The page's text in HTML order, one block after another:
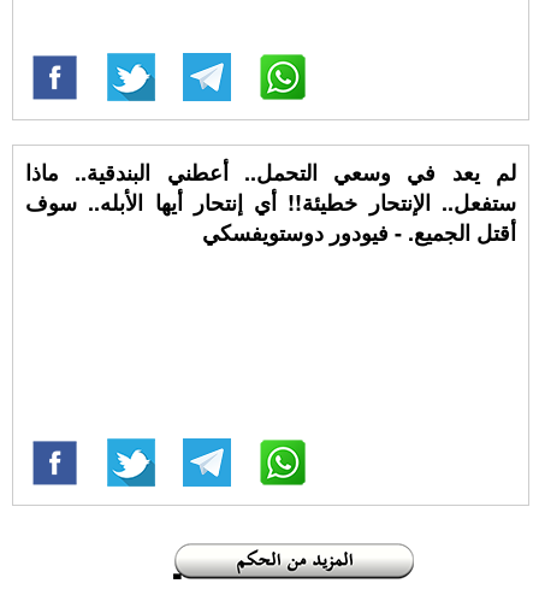
لم يعد في وسعي التحمل.. أعطني البندقية.. ماذا
ستفعل.. الإنتحار خطيئة!! أي إنتحار أيها الأبله.. سوف
أقتل الجميع. - فيودور دوستويفسكي